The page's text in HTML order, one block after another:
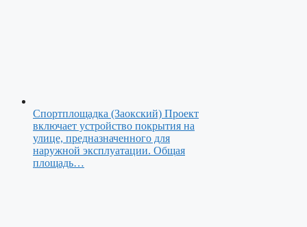
Спортплощадка (Заокский) Проект
включает устройство покрытия на
улице, предназначенного для
наружной эксплуатации. Общая
площадь…